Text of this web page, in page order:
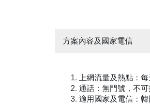
方案內容及國家電信
1. 上網流量及熱點：
2. 通話：無門號，不
3. 適用國家及電信：